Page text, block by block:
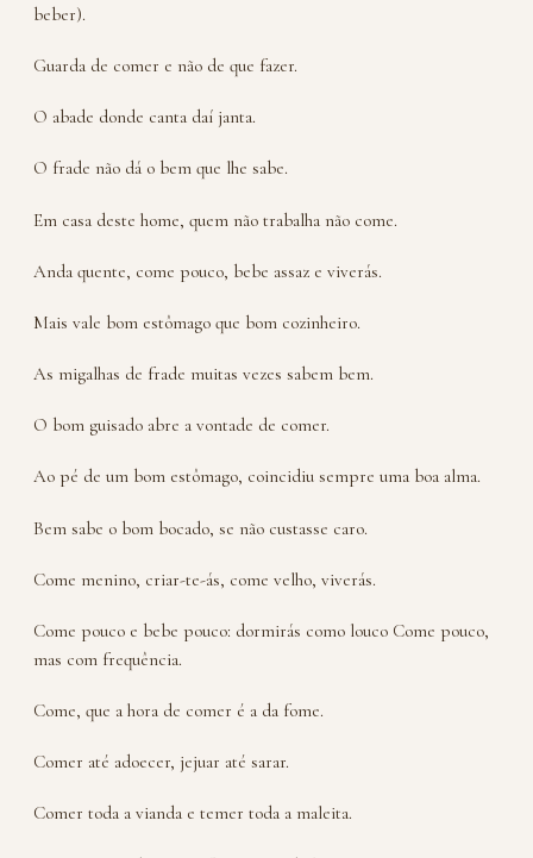
beber).
Guarda de comer e não de que fazer.
O abade donde canta daí janta.
O frade não dá o bem que lhe sabe.
Em casa deste home, quem não trabalha não come.
Anda quente, come pouco, bebe assaz e viverás.
Mais vale bom estômago que bom cozinheiro.
As migalhas de frade muitas vezes sabem bem.
O bom guisado abre a vontade de comer.
Ao pé de um bom estômago, coincidiu sempre uma boa alma.
Bem sabe o bom bocado, se não custasse caro.
Come menino, criar-te-ás, come velho, viverás.
Come pouco e bebe pouco: dormirás como louco Come pouco,
mas com frequência.
Come, que a hora de comer é a da fome.
Comer até adoecer, jejuar até sarar.
Comer toda a vianda e temer toda a maleita.